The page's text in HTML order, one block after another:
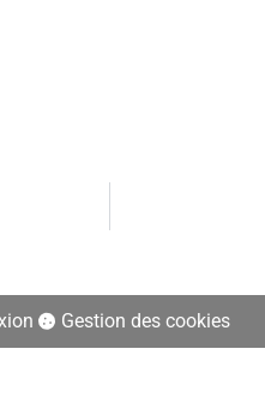
Gestion des cookies